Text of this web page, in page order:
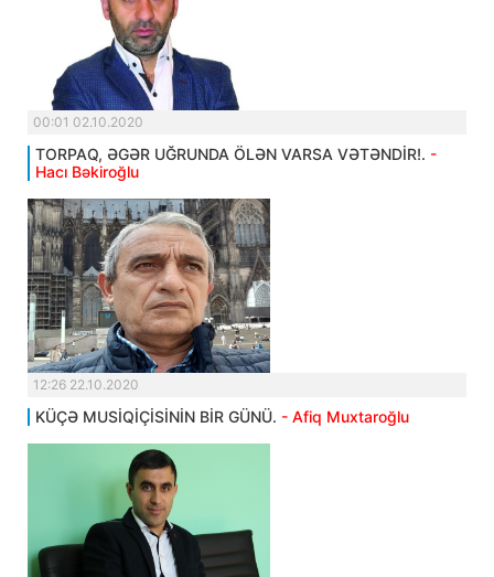
00:01 02.10.2020
TORPAQ, ƏGƏR UĞRUNDA ÖLƏN VARSA VƏTƏNDİR!. -
Hacı Bəkiroğlu
12:26 22.10.2020
KÜÇƏ MUSİQİÇİSİNİN BİR GÜNÜ. - Afiq Muxtaroğlu